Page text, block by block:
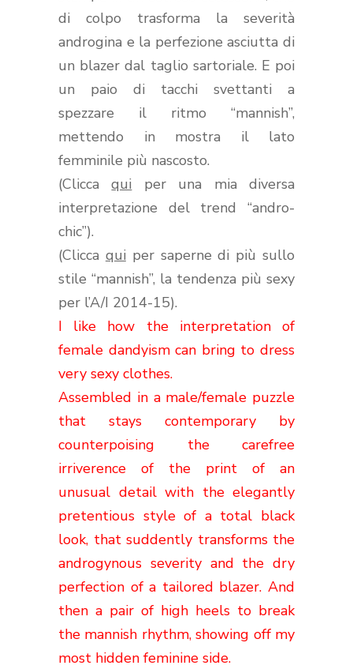
di colpo trasforma la severità
androgina e la perfezione asciutta di
un blazer dal taglio sartoriale. E poi
un paio di tacchi svettanti a
spezzare il ritmo “mannish”,
mettendo in mostra il lato
femminile più nascosto.
(Cliccaqui per una mia diversa
interpretazione del trend “andro-
chic”).
(Clicca qui per saperne di più sullo
stile “mannish”, la tendenza più sexy
per l’A/I 2014-15).
I like how the interpretation of
female dandyism can bring to dress
very sexy clothes.
Assembled in a male/female puzzle
that stays contemporary by
counterpoising the carefree
irriverence of the print of an
unusual detail with the elegantly
pretentious style of a total black
look, that suddently transforms the
androgynous severity and the dry
perfection of a tailored blazer. And
then a pair of high heels to break
the mannish rhythm, showing off my
most hidden feminine side.